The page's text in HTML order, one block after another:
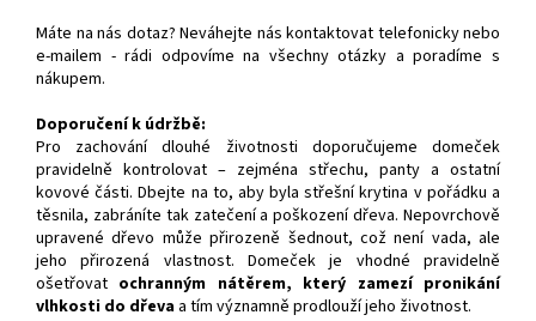
Máte na nás dotaz? Neváhejte nás kontaktovat telefonicky nebo
e-mailem - rádi odpovíme na všechny otázky a poradíme s
nákupem.
Doporučení k údržbě:
Pro zachování dlouhé životnosti doporučujeme domeček
pravidelně kontrolovat – zejména střechu, panty a ostatní
kovové části. Dbejte na to, aby byla střešní krytina v pořádku a
těsnila, zabráníte tak zatečení a poškození dřeva. Nepovrchově
upravené dřevo může přirozeně šednout, což není vada, ale
jeho přirozená vlastnost. Domeček je vhodné pravidelně
ošetřovat ochranným nátěrem, který zamezí pronikání
vlhkosti do dřeva a tím významně prodlouží jeho životnost.